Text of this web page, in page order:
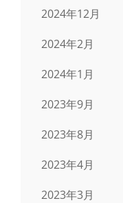
2024年12月
2024年2月
2024年1月
2023年9月
2023年8月
2023年4月
2023年3月